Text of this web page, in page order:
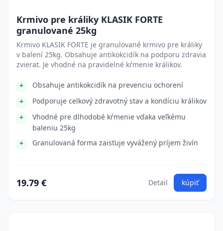
Krmivo pre králiky KLASIK FORTE
granulované 25kg
Krmivo KLASIK FORTE je granulované krmivo pre králiky
v balení 25kg. Obsahuje antikokcidík na podporu zdravia
zvierat. Je vhodné na pravidelné kŕmenie králikov.
Obsahuje antikokcidík na prevenciu ochorení
Podporuje celkový zdravotný stav a kondíciu králikov
Vhodné pre dlhodobé kŕmenie vďaka veľkému
baleniu 25kg
Granulovaná forma zaisťuje vyvážený príjem živín
19.79 € Detail kúpiť